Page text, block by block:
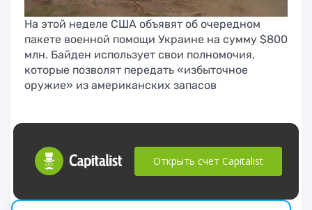
На этой неделе США объявят об очередном
пакете военной помощи Украине на сумму $800
млн. Байден использует свои полномочия,
которые позволят передать «избыточное
оружие» из американских запасов
Открыть счет Capitalist